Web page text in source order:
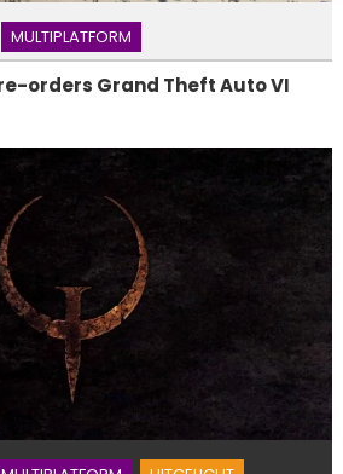
MULTIPLATFORM
orders Grand Theft Auto VI